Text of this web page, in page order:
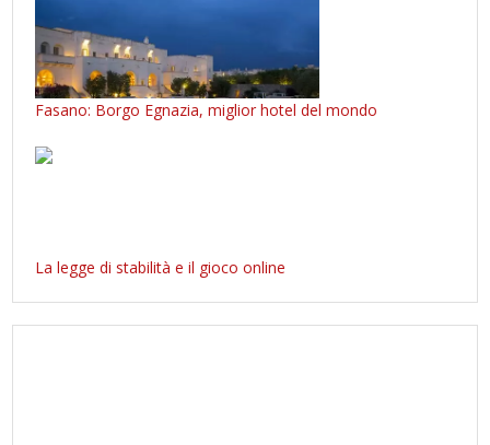
Fasano: Borgo Egnazia, miglior hotel del mondo
La legge di stabilità e il gioco online